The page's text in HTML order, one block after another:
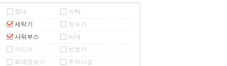
침대
식탁
세탁기
정수기
샤워부스
비대
카드키
번호키
화재경보기
주차시설